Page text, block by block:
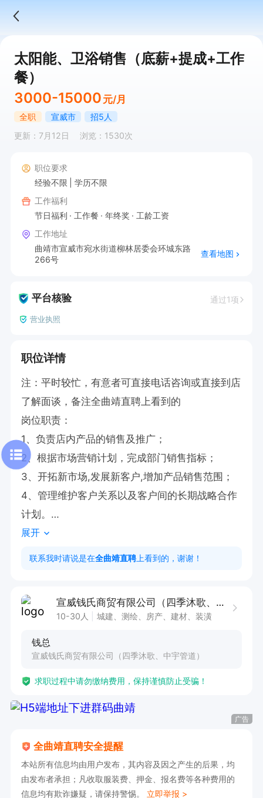
太阳能、卫浴销售（底薪+提成+工作
餐）
3000-15000 元/月
全职 宣威市
招5人
更新：7月12日
浏览：1530次
职位要求
经验不限
学历不限
工作福利
节日福利
工作餐 年终奖
工龄工资
工作地址
曲靖市宣威市宛水街道柳林居委会环城东路
266号
查看地图
平台核验 通过1项
营业执照
职位详情
注：平时较忙，有意者可直接电话咨询或直接到店
了解面谈，备注全曲靖直聘上看到的
岗位职责：
1、负责店内产品的销售及推广；
2、根据市场营销计划，完成部门销售指标；
3、开拓新市场,发展新客户,增加产品销售范围；
4、管理维护客户关系以及客户间的长期战略合作
计划。
岗位要求：
流接待客户，具备谈单能力。
4.阳光主动，积极进取，敢于挑战，踏实肯干。
上班时间：8:30--18:30
展开
联系我时请说是在全曲靖直聘 上看到的，谢谢！
宣威钱氏商贸有限公司（四季沐歌、中宇管道）
10-30人 城建、测绘、房产、建材、装潢
钱总
宣威钱氏商贸有限公司（四季沐歌、中宇管道）
求职过程中请勿缴纳费用，保持谨慎防止受骗！
广告
全曲靖直聘安全提醒
本站所有信息均由用户发布，其内容及因之产生的后果，均
由发布者承担；凡收取服装费、押金、报名费等各种费用的
信息均有欺诈嫌疑，请保持警惕。 立即举报 >